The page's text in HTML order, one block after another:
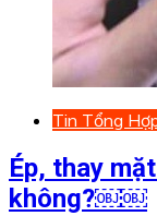
Tin Tổng
Ép, thay
không?￼￼